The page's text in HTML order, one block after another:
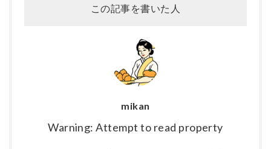
この記事を書いた人
mikan
Warning: Attempt to read property